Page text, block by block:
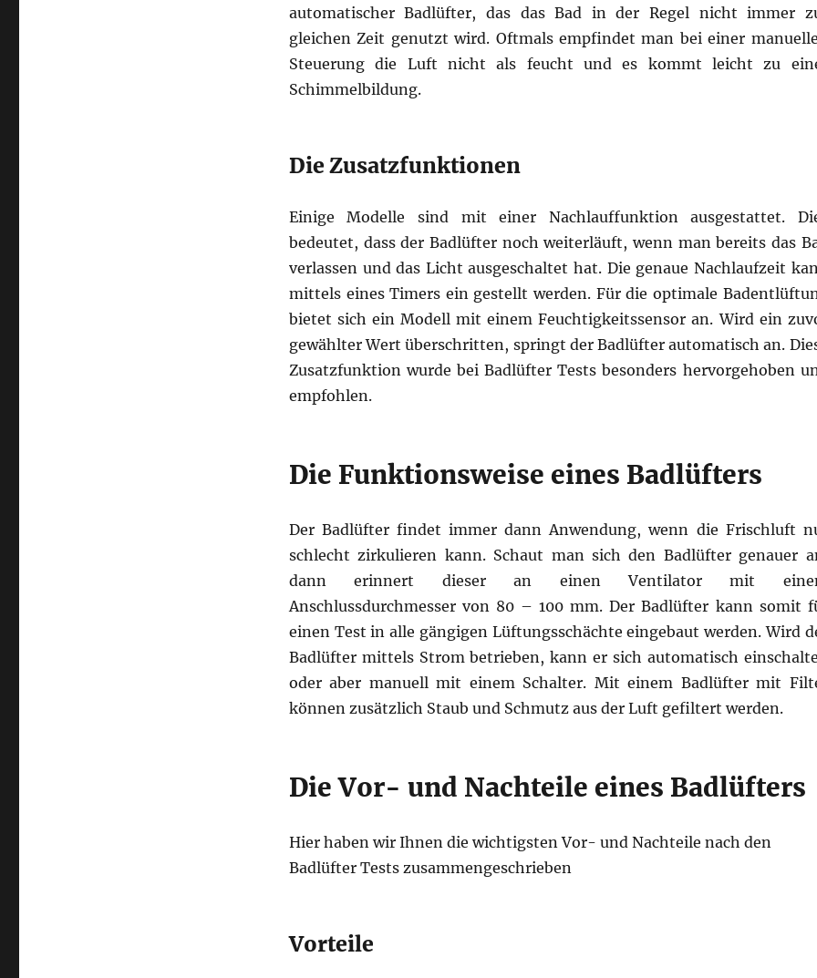
automatischer Badlüfter, das das Bad in der Regel nicht immer
gleichen Zeit genutzt wird. Oftmals empfindet man bei einer
Steuerung die Luft nicht als feucht und es kommt leicht zu
Schimmelbildung.
Die Zusatzfunktionen
Einige Modelle sind mit einer Nachlauffunktion ausgestattet.
bedeutet, dass der Badlüfter noch weiterläuft, wenn man bereits das
verlassen und das Licht ausgeschaltet hat. Die genaue Nachlaufzeit
mittels eines Timers ein gestellt werden. Für die optimale
bietet sich ein Modell mit einem Feuchtigkeitssensor an. Wird ein
gewählter Wert überschritten, springt der Badlüfter automatisch an.
Zusatzfunktion wurde bei Badlüfter Tests besonders hervorgehoben
empfohlen.
Die Funktionsweise eines Badlüfters
Der Badlüfter findet immer dann Anwendung, wenn die Frischluft
schlecht zirkulieren kann. Schaut man sich den Badlüfter genauer
dann erinnert dieser an einen Ventilator mit
Anschlussdurchmesser von 80 – 100 mm. Der Badlüfter kann somit
einen Test in alle gängigen Lüftungsschächte eingebaut werden. Wird
Badlüfter mittels Strom betrieben, kann er sich automatisch
oder aber manuell mit einem Schalter. Mit einem Badlüfter mit
können zusätzlich Staub und Schmutz aus der Luft gefiltert werden.
Die Vor- und Nachteile eines Badlüfters
Hier haben wir Ihnen die wichtigsten Vor- und Nachteile nach den
Badlüfter Tests zusammengeschrieben
Vorteile